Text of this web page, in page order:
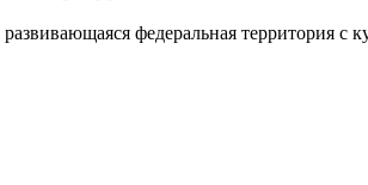
федеральная территория с